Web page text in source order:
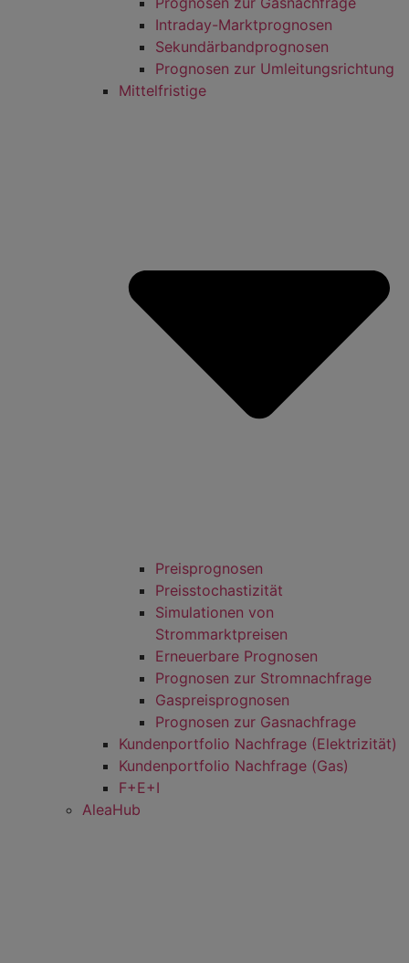
Intraday-Marktprognosen
Sekundärbandprognosen
Prognosen zur Umleitungsrichtung
Mittelfristige
Preisprognosen
Preisstochastizität
Simulationen von
Strommarktpreisen
Erneuerbare Prognosen
Prognosen zur Stromnachfrage
Gaspreisprognosen
Prognosen zur Gasnachfrage
Kundenportfolio Nachfrage (Elektrizität)
Kundenportfolio Nachfrage (Gas)
F+E+I
AleaHub